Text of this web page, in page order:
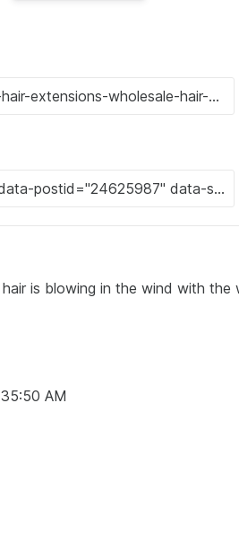
is blowing in the wind with
AM